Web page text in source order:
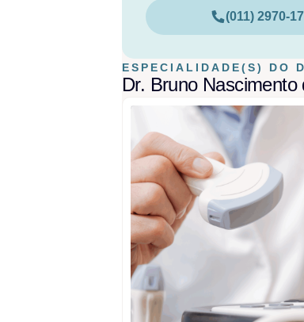
(011) 2970-
ESPECIALIDADE(S) DO
Dr. Bruno Nascimento